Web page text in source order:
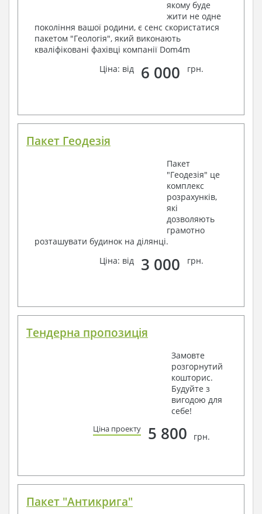
якому буде
жити не одне
покоління вашої родини, є сенс скористатися
пакетом "Геологія", який виконають
кваліфіковані фахівці компанії Dom4m
Ціна: від
6 000 грн.
Пакет Геодезія
Пакет
"Геодезія" це
комплекс
розрахунків,
які
дозволяють
грамотно
розташувати будинок на ділянці.
Ціна: від
3 000 грн.
Тендерна пропозиція
Замовте
розгорнутий
кошторис.
Будуйте з
вигодою для
себе!
Ціна проекту 5 800 грн.
Пакет "Антикрига"